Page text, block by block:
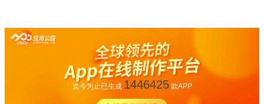
迄今为止已生成 1446425款APP